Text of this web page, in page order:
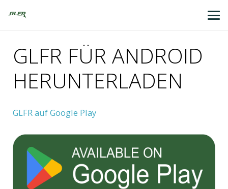
GLFR FÜR ANDROID
HERUNTERLADEN
GLFR auf Google Play